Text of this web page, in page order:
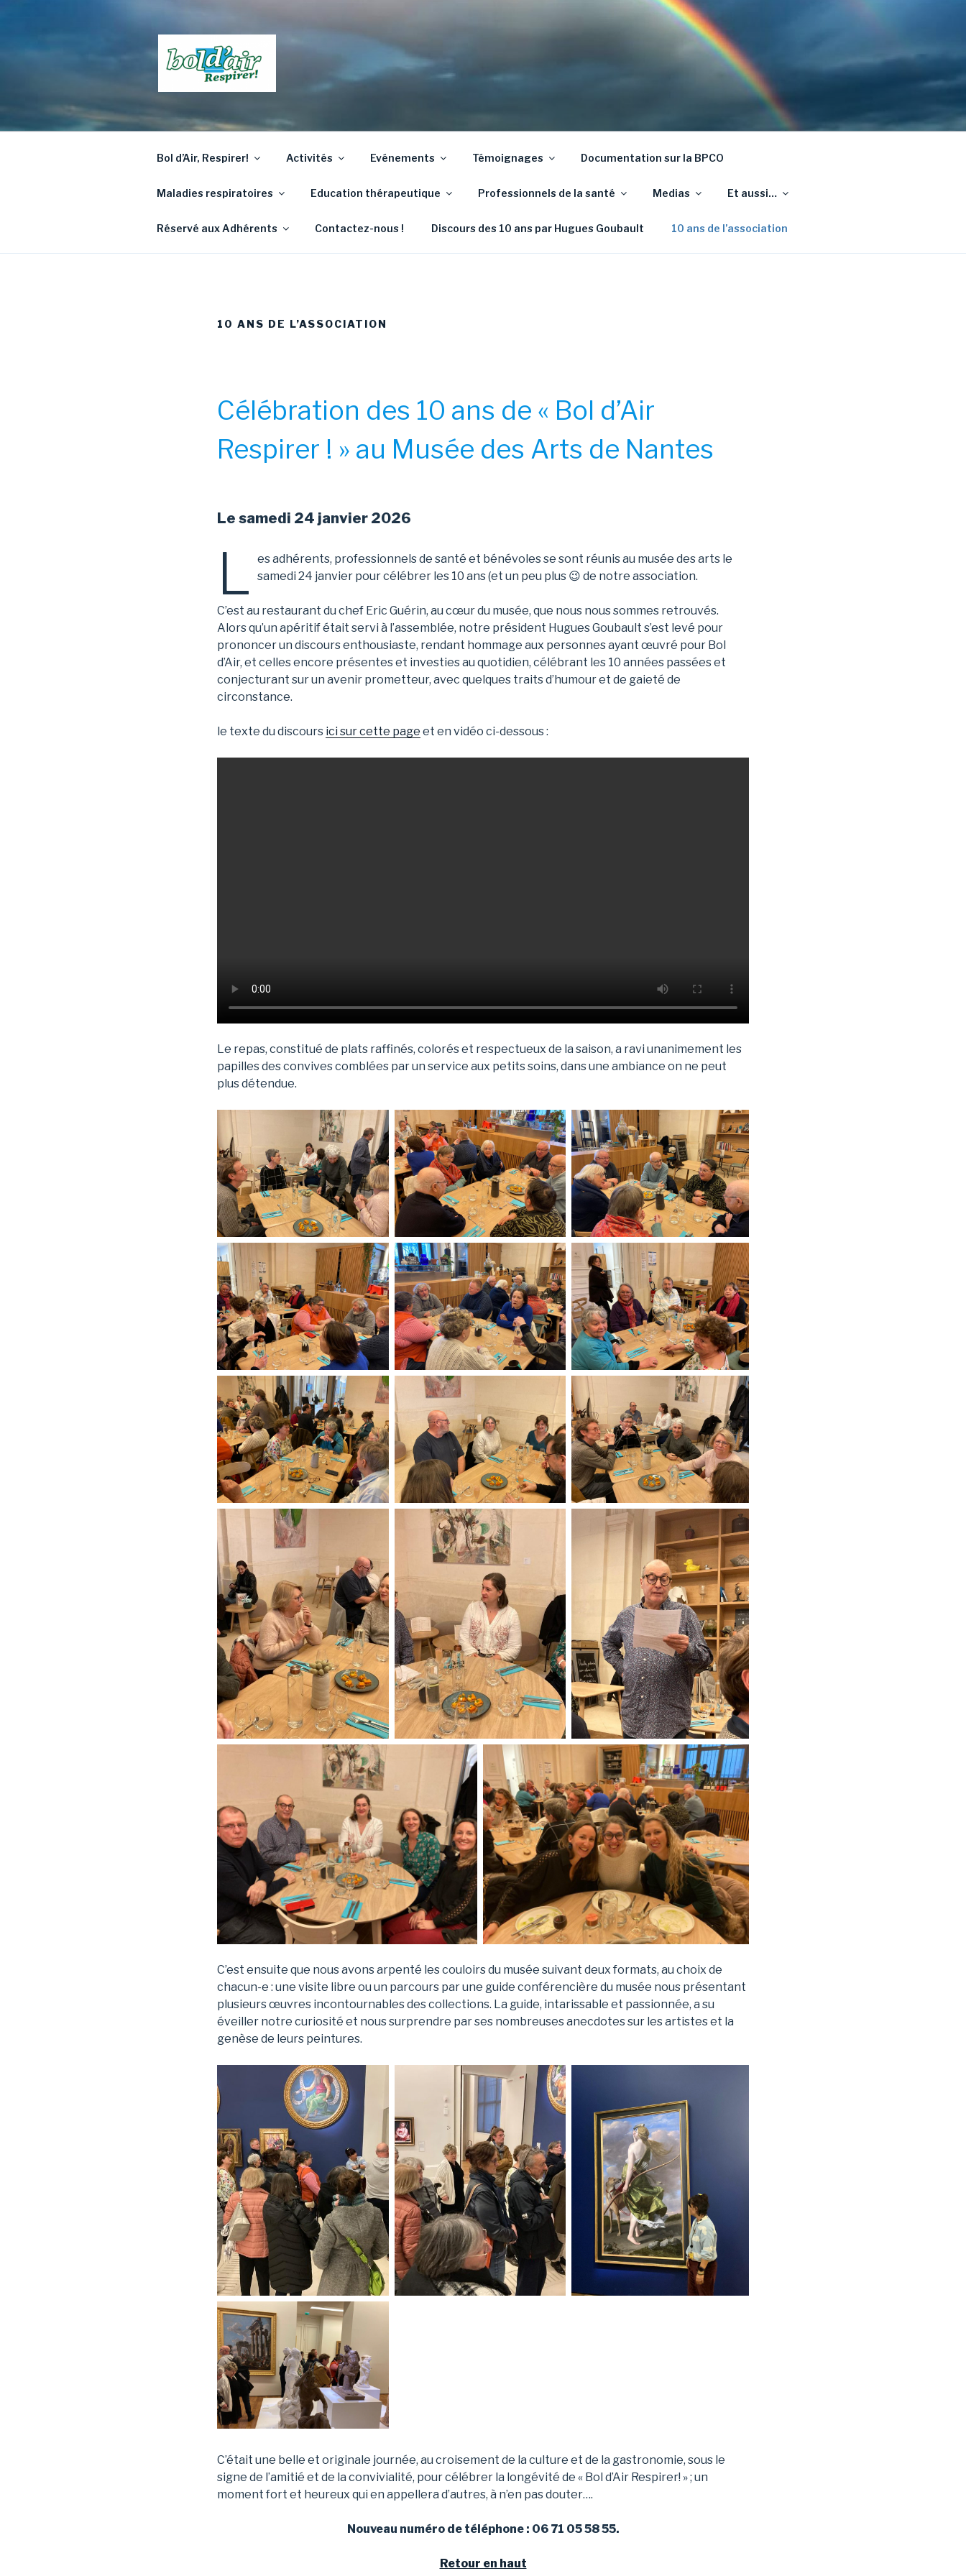
Bol d’Air, Respirer! Activités Evénements Témoignages Documentation sur la BPCO
Maladies respiratoires Education thérapeutique Professionnels de la santé Medias Et aussi…
Réservé aux Adhérents Contactez-nous ! Discours des 10 ans par Hugues Goubault 10 ans de l’association
10 ANS DE L’ASSOCIATION
Célébration des 10 ans de « Bol d’Air
Respirer ! » au Musée des Arts de Nantes
Le samedi 24 janvier 2026
L
es adhérents, professionnels de santé et bénévoles se sont réunis au musée des arts le
samedi 24 janvier pour célébrer les 10 ans (et un peu plus 😉 de notre association.
C’est au restaurant du chef Eric Guérin, au cœur du musée, que nous nous sommes retrouvés.
Alors qu’un apéritif était servi à l’assemblée, notre président Hugues Goubault s’est levé pour
prononcer un discours enthousiaste, rendant hommage aux personnes ayant œuvré pour Bol
d’Air, et celles encore présentes et investies au quotidien, célébrant les 10 années passées et
conjecturant sur un avenir prometteur, avec quelques traits d’humour et de gaieté de
circonstance.
le texte du discours ici sur cette page et en vidéo ci-dessous :
Le repas, constitué de plats raffinés, colorés et respectueux de la saison, a ravi unanimement les
papilles des convives comblées par un service aux petits soins, dans une ambiance on ne peut
plus détendue.
C’est ensuite que nous avons arpenté les couloirs du musée suivant deux formats, au choix de
chacun-e : une visite libre ou un parcours par une guide conférencière du musée nous présentant
plusieurs œuvres incontournables des collections. La guide, intarissable et passionnée, a su
éveiller notre curiosité et nous surprendre par ses nombreuses anecdotes sur les artistes et la
genèse de leurs peintures.
C’était une belle et originale journée, au croisement de la culture et de la gastronomie, sous le
signe de l’amitié et de la convivialité, pour célébrer la longévité de « Bol d’Air Respirer! » ; un
moment fort et heureux qui en appellera d’autres, à n’en pas douter….
Nouveau numéro de téléphone : 06 71 05 58 55.
Retour en haut